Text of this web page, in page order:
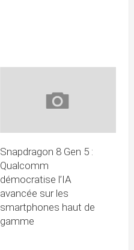
Snapdragon 8 Gen 5 :
Qualcomm
démocratise l’IA
avancée sur les
smartphones haut de
gamme